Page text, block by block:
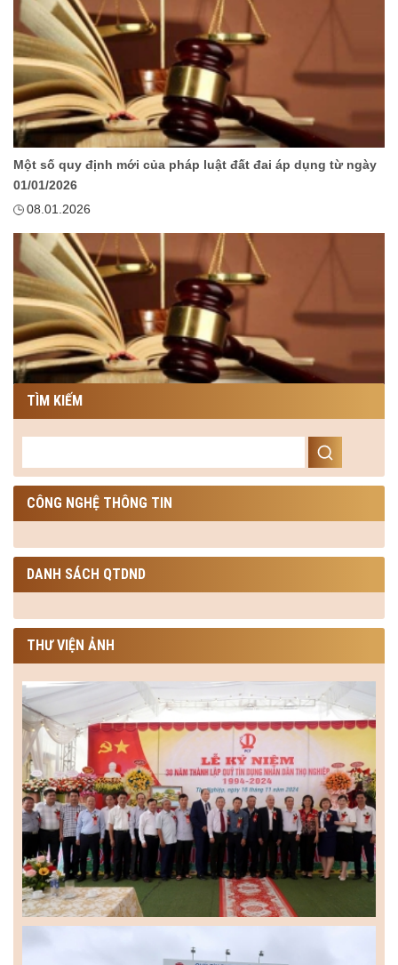
Một số quy định mới của pháp luật đất đai áp dụng từ ngày
01/01/2026
08.01.2026
TÌM KIẾM
CÔNG NGHỆ THÔNG TIN
DANH SÁCH QTDND
THƯ VIỆN ẢNH